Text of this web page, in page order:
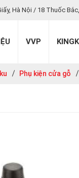
Hà Nội / 18 Thuốc
VVP
Phụ kiện cửa gỗ